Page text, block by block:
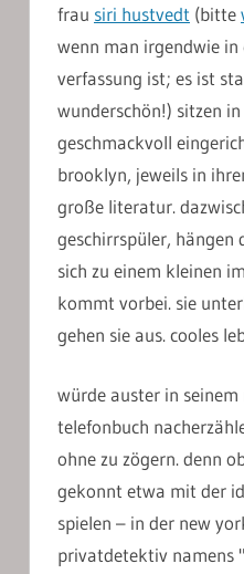
frau siri hustvedt (bitte
wenn man irgendwie in
verfassung ist; es ist
wunderschön!) sitzen
geschmackvoll
brooklyn, jeweils in
große literatur.
geschirrspüler, hängen
sich zu einem kleinen
kommt vorbei. sie
gehen sie aus. cooles
würde auster in
telefonbuch
ohne zu zögern. denn
gekonnt etwa mit der
spielen – in der new
privatdetektiv namens